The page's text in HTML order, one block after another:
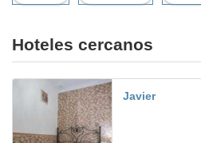
Hoteles cercanos
Javier